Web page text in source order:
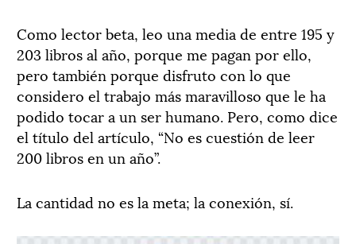
Como lector beta, leo una media de entre 195 y
203 libros al año, porque me pagan por ello,
pero también porque disfruto con lo que
considero el trabajo más maravilloso que le ha
podido tocar a un ser humano. Pero, como dice
el título del artículo, “No es cuestión de leer
200 libros en un año”.
La cantidad no es la meta; la conexión, sí.